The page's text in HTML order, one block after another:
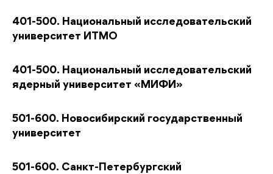
401-500. Национальный исследовательский
университет ИТМО
401-500. Национальный исследовательский
ядерный университет «МИФИ»
501-600. Новосибирский государственный
университет
501-600. Санкт-Петербургский